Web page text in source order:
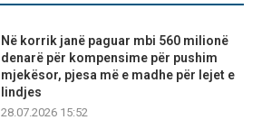
Në korrik janë paguar mbi 560 milionë
denarë për kompensime për pushim
mjekësor, pjesa më e madhe për lejet e
lindjes
28.07.2026 15:52